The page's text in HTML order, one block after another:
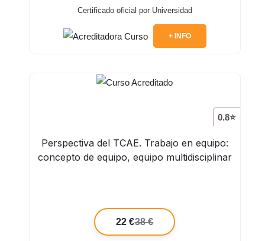
Certificado oficial por Universidad
+ INFO
0.8⭐
Perspectiva del TCAE. Trabajo en equipo:
concepto de equipo, equipo multidisciplinar
22 €38 €